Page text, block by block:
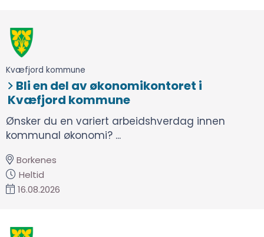
Kvæfjord kommune
Bli en del av økonomikontoret i
Kvæfjord kommune
Ønsker du en variert arbeidshverdag innen
kommunal økonomi? ...
Borkenes
Heltid
16.08.2026